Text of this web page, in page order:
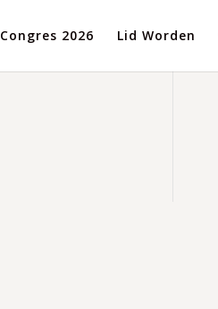
Congres 2026 Lid Worden